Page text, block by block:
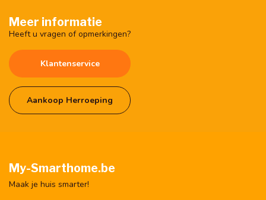
Meer informatie
Heeft u vragen of opmerkingen?
Klantenservice
Aankoop Herroeping
My-Smarthome.be
Maak je huis smarter!